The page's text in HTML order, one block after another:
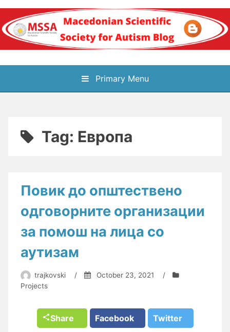
Skip
content
Блог на
Македонското научно
здружение за
Primary Menu
Tag: Европа
Повик до општествено
одговорните организации
за помош на лица со
аутизам
trajkovski / October 23, 2021
/
Projects
Share Facebook Twitter